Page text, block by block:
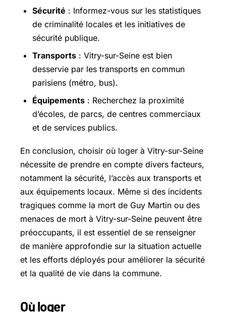
Sécurité : Informez-vous sur les statistiques
de criminalité locales et les initiatives de
sécurité publique.
Transports : Vitry-sur-Seine est bien
desservie par les transports en commun
parisiens (métro, bus).
Équipements : Recherchez la proximité
d’écoles, de parcs, de centres commerciaux
et de services publics.
En conclusion, choisir où loger à Vitry-sur-Seine
nécessite de prendre en compte divers facteurs,
notamment la sécurité, l’accès aux transports et
aux équipements locaux. Même si des incidents
tragiques comme la mort de Guy Martin ou des
menaces de mort à Vitry-sur-Seine peuvent être
préoccupants, il est essentiel de se renseigner
de manière approfondie sur la situation actuelle
et les efforts déployés pour améliorer la sécurité
et la qualité de vie dans la commune.
Où loger